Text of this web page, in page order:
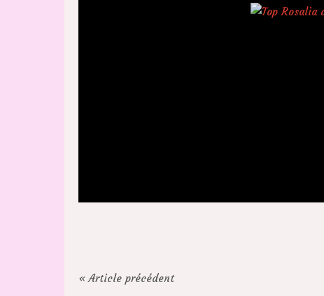
« Article précédent